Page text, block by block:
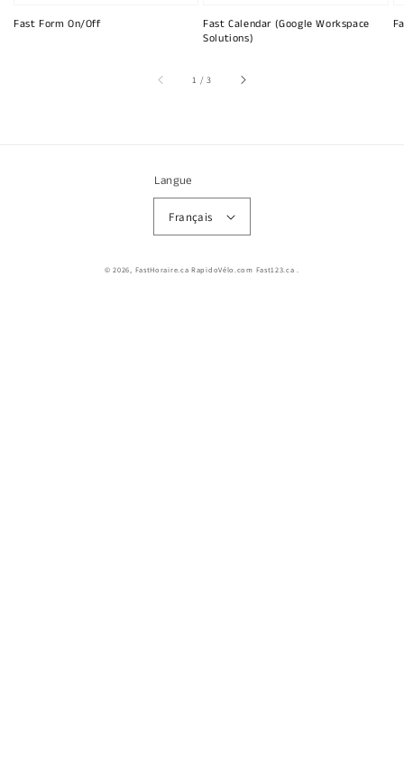
Fast Form On/Off
Fast Calendar (Google Workspace
Solutions)
1 /sur
3
Langue
Français
© 2026, FastHoraire.ca RapidoVélo.com Fast123.ca .